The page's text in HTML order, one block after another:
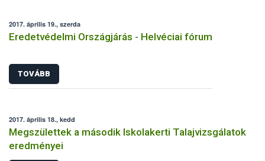
2017. április 19., szerda
Eredetvédelmi Országjárás - Helvéciai fórum
TOVÁBB
2017. április 18., kedd
Megszülettek a második Iskolakerti Talajvizsgálatok
eredményei